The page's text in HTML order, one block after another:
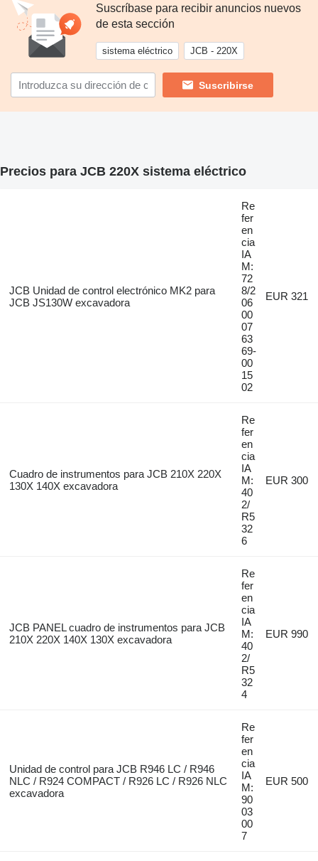
Suscríbase para recibir anuncios nuevos
de esta sección
sistema eléctrico JCB - 220X
Suscribirse
Precios para JCB 220X sistema eléctrico
JCB Unidad de control electrónico MK2 para
JCB JS130W excavadora
Re
fer
en
cia
IA
M:
72
8/2
06
00
07
63
69-
00
15
02
EUR 321
Cuadro de instrumentos para JCB 210X 220X
130X 140X excavadora
Re
fer
en
cia
IA
M:
40
2/
R5
32
6
EUR 300
JCB PANEL cuadro de instrumentos para JCB
210X 220X 140X 130X excavadora
Re
fer
en
cia
IA
M:
40
2/
R5
32
4
EUR 990
Unidad de control para JCB R946 LC / R946
NLC / R924 COMPACT / R926 LC / R926 NLC
excavadora
Re
fer
en
cia
IA
M:
90
03
00
7
EUR 500